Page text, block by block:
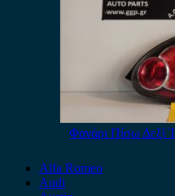
Φανάρι Πίσω Δεξί
Alfa Romeo
Audi